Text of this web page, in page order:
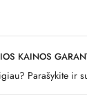
KAINOS
Parašykite ir